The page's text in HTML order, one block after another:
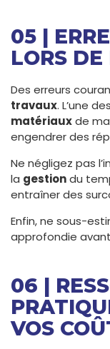
05 |
LORS
Des erreurs
travaux. L’une
matériauxde
engendrer des
Ne négligez pas
la gestiondu
entraîner des
Enfin, ne sous-
approfondie
06 |
VOS